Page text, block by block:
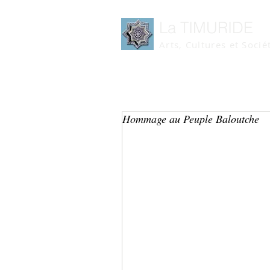
Hommage au Peuple Baloutche